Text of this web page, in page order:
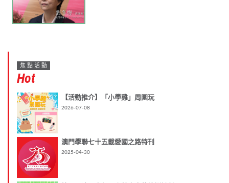
焦點活動
Hot
【活動推介】「小學雞」周圍玩
2026-07-08
澳門學聯七十五載愛國之路特刊
2025-04-30